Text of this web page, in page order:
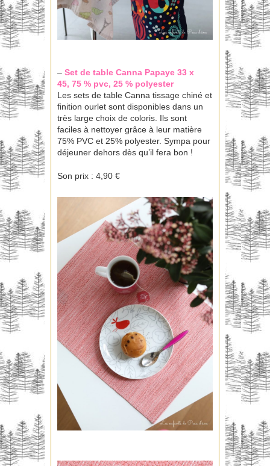
– Set de table Canna Papaye 33 x
45, 75 % pvc, 25 % polyester
Les sets de table Canna tissage chiné et
finition ourlet sont disponibles dans un
très large choix de coloris. Ils sont
faciles à nettoyer grâce à leur matière
75% PVC et 25% polyester. Sympa pour
déjeuner dehors dès qu’il fera bon !
Son prix : 4,90 €